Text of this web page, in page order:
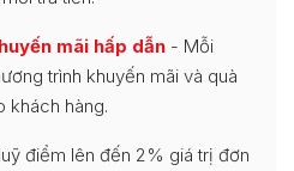
mãi hấp dẫn - Mỗi
trình khuyến mãi và quà
khách hàng.
điểm lên đến 2% giá trị đơn